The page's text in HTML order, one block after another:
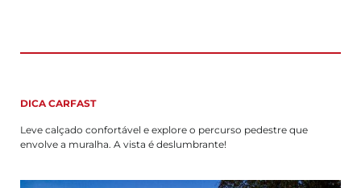
DICA CARFAST
Leve calçado confortável e explore o percurso pedestre que
envolve a muralha. A vista é deslumbrante!